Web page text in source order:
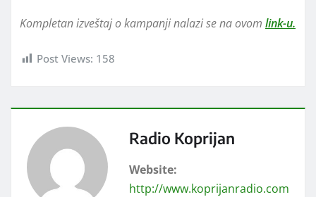
Kompletan izveštaj o kampanji nalazi se na ovom link-u.
Post Views: 158
Radio Koprijan
Website:
http://www.koprijanradio.com